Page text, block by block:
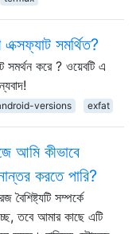
সমর্থিত?
সমর্থন করে ? ওয়েবটি এ
versions exfat
আমি কীভাবে
করতে পারি?
বৈশিষ্ট্যটি সম্পর্কে
তবে আমার কাছে এটি